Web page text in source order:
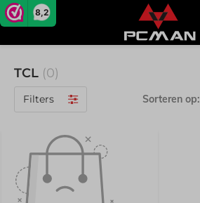
8,2
TCL (0)
Filters Sorteren op: